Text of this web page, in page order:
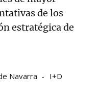
de los
estratégica de
Navarra I+D